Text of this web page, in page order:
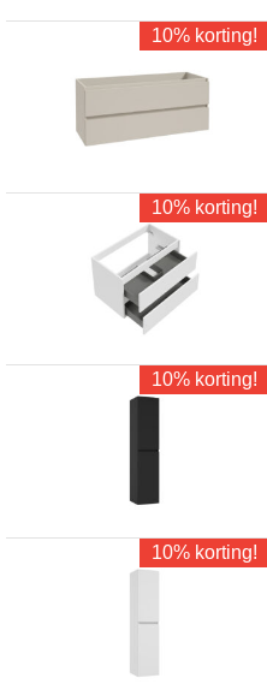
10% korting!
10% korting!
10% korting!
10% korting!